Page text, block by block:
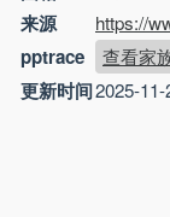
来源 https://
pptrace 查看家
更新时间2025-